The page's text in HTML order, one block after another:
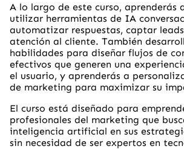
A lo largo de este curso, aprenderás
utilizar herramientas de IA
automatizar respuestas, captar
atención al cliente. También
habilidades para diseñar flujos de
efectivos que generen una
el usuario, y aprenderás a
de marketing para maximizar su
El curso está diseñado para
profesionales del marketing que
inteligencia artificial en sus
sin necesidad de ser expertos en